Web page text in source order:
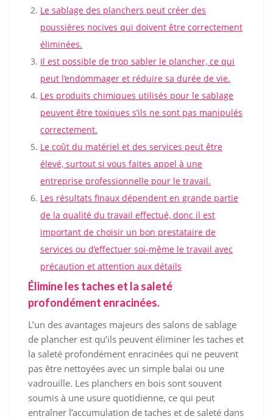
Le sablage des planchers peut créer des
poussières nocives qui doivent être correctement
éliminées.
Il est possible de trop sabler le plancher, ce qui
peut l’endommager et réduire sa durée de vie.
Les produits chimiques utilisés pour le sablage
peuvent être toxiques s’ils ne sont pas manipulés
correctement.
Le coût du matériel et des services peut être
élevé, surtout si vous faites appel à une
entreprise professionnelle pour le travail.
Les résultats finaux dépendent en grande partie
de la qualité du travail effectué, donc il est
important de choisir un bon prestataire de
services ou d’effectuer soi-même le travail avec
précaution et attention aux détails
Élimine les taches et la saleté
profondément enracinées.
L’un des avantages majeurs des salons de sablage
de plancher est qu’ils peuvent éliminer les taches et
la saleté profondément enracinées qui ne peuvent
pas être nettoyées avec un simple balai ou une
vadrouille. Les planchers en bois sont souvent
soumis à une usure quotidienne, ce qui peut
entraîner l’accumulation de taches et de saleté dans